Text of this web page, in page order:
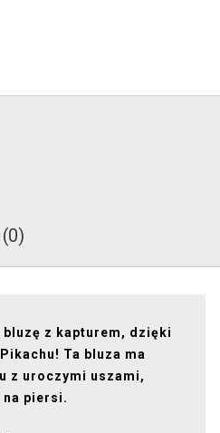
bluzę z kapturem, dzięki
Ta bluza ma
z uroczymi uszami,
na piersi.